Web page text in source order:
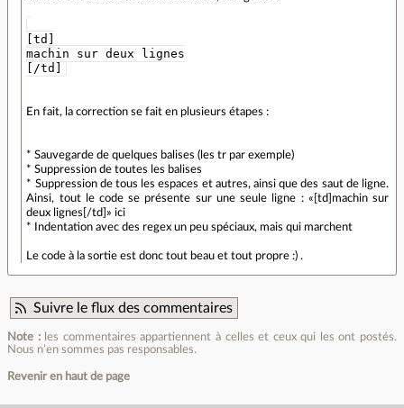
[td]
machin sur deux lignes
[/td]
En fait, la correction se fait en plusieurs étapes :
* Sauvegarde de quelques balises (les tr par exemple)
* Suppression de toutes les balises
* Suppression de tous les espaces et autres, ainsi que des saut de ligne.
Ainsi, tout le code se présente sur une seule ligne : «[td]machin sur
deux lignes[/td]» ici
* Indentation avec des regex un peu spéciaux, mais qui marchent
Le code à la sortie est donc tout beau et tout propre :) .
Suivre le flux des commentaires
Note :les commentaires appartiennent à celles et ceux qui les ont postés.
Nous n’en sommes pas responsables.
Revenir en haut de page